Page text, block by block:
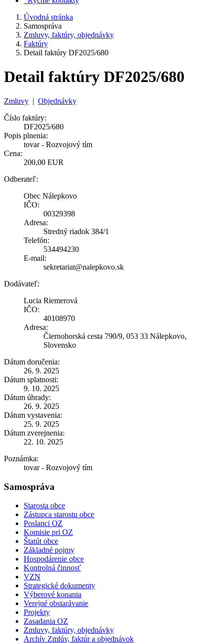
Úvodná stránka
Samospráva
Zmluvy, faktúry, objednávky
Faktúry
Detail faktúry DF2025/680
Detail faktúry DF2025/680
Zmluvy | Objednávky
Číslo faktúry:
DF2025/680
Popis plnenia:
tovar - Rozvojový tím
Cena:
200,00 EUR
Odberateľ:
Obec Nálepkovo
IČO:
00329398
Adresa:
Stredný riadok 384/1
Telefón:
534494230
E-mail:
sekretariat@nalepkovo.sk
Dodávateľ:
Lucia Riemerová
IČO:
40108970
Adresa:
Čiernohorská cesta 790/9, 053 33 Nálepkovo,
Slovensko
Dátum doručenia:
26. 9. 2025
Dátum splatnosti:
9. 10. 2025
Dátum úhrady:
26. 9. 2025
Dátum vystavenia:
25. 9. 2025
Dátum zverejnenia:
22. 10. 2025
Poznámka:
tovar - Rozvojový tím
Samospráva
Starosta obce
Zástupca starostu obce
Poslanci OZ
Komisie pri OZ
Štatút obce
Základné pojmy
Hospodárenie obce
Kontrolná činnosť
VZN
Strategické dokumenty
Výberové konania
Verejné obstarávanie
Projekty
Zasadania OZ
Zmluvy, faktúry, objednávky
Archív Zmlúv, faktúr a objednávok